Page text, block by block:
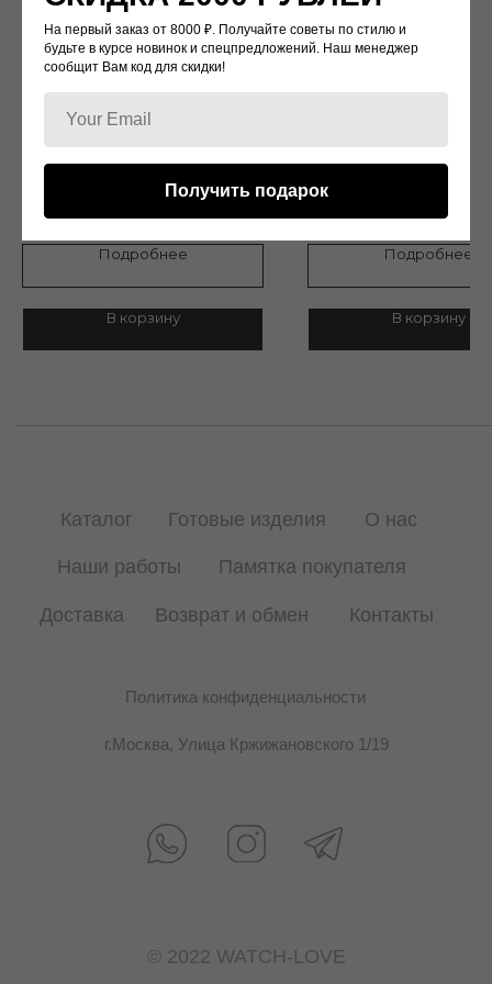
Дизайн: Elie Saab
Подробнее
В корзину
Дизайн: Elie Saab
Подробнее
В корзину
© 2022 WATCH-LOVE
Возврат и обмен
Политика конфиденциальности
г.Москва, Улица Кржижановского 1/19
На первый заказ от 8000 ₽. Получайте советы по стилю и
будьте в курсе новинок и спецпредложений. Наш менеджер
сообщит Вам код для скидки!
Получить подарок